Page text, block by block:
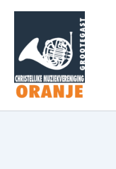
inhoud